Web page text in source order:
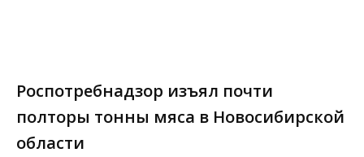
Роспотребнадзор изъял почти
полторы тонны мяса в Новосибирской
области